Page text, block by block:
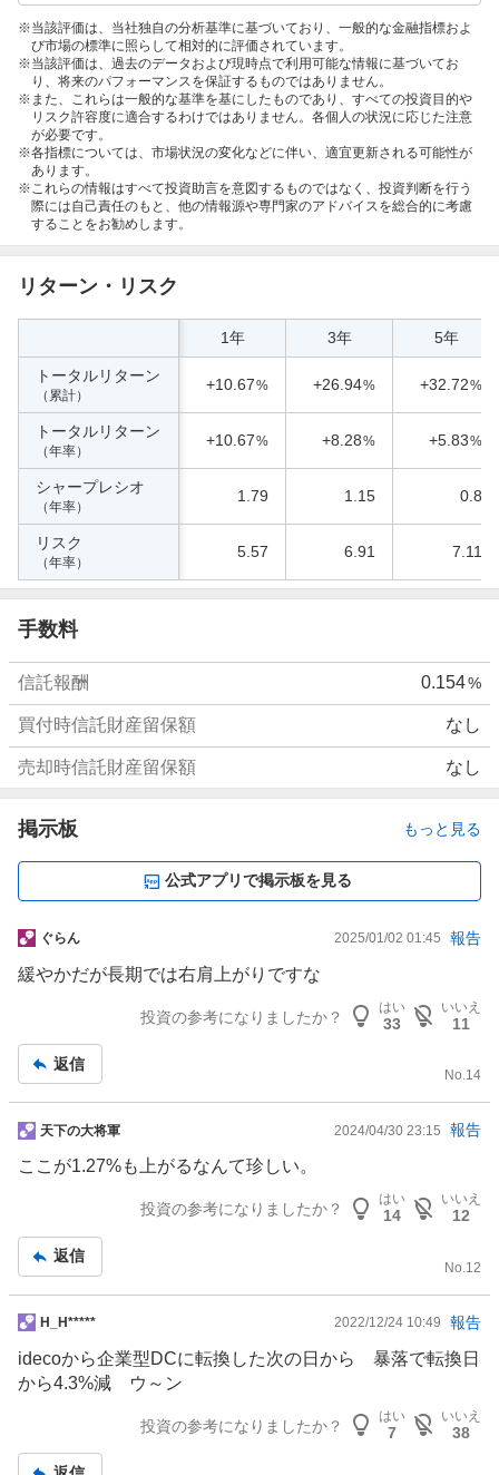
当該評価は、当社独自の分析基準に基づいており、一般的な金融指標およ
び市場の標準に照らして相対的に評価されています。
当該評価は、過去のデータおよび現時点で利用可能な情報に基づいてお
り、将来のパフォーマンスを保証するものではありません。
また、これらは一般的な基準を基にしたものであり、すべての投資目的や
リスク許容度に適合するわけではありません。各個人の状況に応じた注意
が必要です。
各指標については、市場状況の変化などに伴い、適宜更新される可能性が
あります。
これらの情報はすべて投資助言を意図するものではなく、投資判断を行う
際には自己責任のもと、他の情報源や専門家のアドバイスを総合的に考慮
することをお勧めします。
リターン・リスク
1年 3年 5年
トータルリターン
（累計）
+10.67% +26.94% +32.72%
トータルリターン
（年率）
+10.67% +8.28% +5.83%
シャープレシオ
（年率）
1.79 1.15 0.8
リスク
（年率）
5.57 6.91 7.11
手数料
信託報酬 0.154%
買付時信託財産留保額 なし
売却時信託財産留保額 なし
掲示板 もっと見る
公式アプリで掲示板を見る
掲
示
板
ぐらん 2025/01/02 01:45 報告
緩やかだが長期では右肩上がりですな
投資の参考になりましたか？
はい
33
いいえ
11
返信
No.14
掲
板
天下の大将軍 2024/04/30 23:15 報告
ここが1.27%も上がるなんて珍しい。
投資の参考になりましたか？
はい
14
いいえ
12
返信
No. 12
掲
示
記
H_H***** 2022/12/24 10:49 報告
idecoから企業型DCに転換した次の日から 暴落で転換日
から4.3%減 ウ～ン
投資の参考になりましたか？
はい
7
いいえ
38